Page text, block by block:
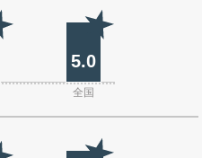
5.0
全国